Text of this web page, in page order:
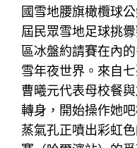
國雪地腰旗橄欖球
屆民眾雪地足球挑
區冰盤約請賽在內
雪年夜世界。來自
曹曦元代表母校餐
轉身，開始操作她
蒸氣孔正噴出彩虹